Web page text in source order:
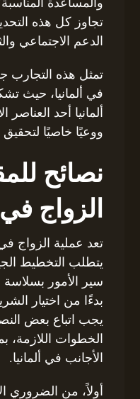
تجاوز كل هذه
الدعم الاجتماعي
تمثل هذه التجارب
في ألمانيا، حيث
ألمانيا أحد العناصر
ووعيًا خاصيًا
نصائح
الزواج في
تعد عملية الزواج
يتطلب التخطيط
سير الأمور
بدءًا من اختيار
يجب اتباع بعض
الخطوات اللازمة،
الأجانب في ألمانيا.
أولاً، من الضروري